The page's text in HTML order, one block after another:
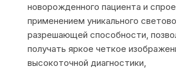
новорожденного пациента и
применением уникального
разрешающей способности,
получать яркое четкое
высокоточной диагностики,